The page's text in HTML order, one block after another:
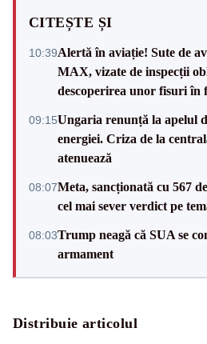
CITEȘTE ȘI
10:39Alertă în aviație! Sute de
MAX, vizate de inspecții
descoperirea unor fisuri în
09:15Ungaria renunță la apelul
energiei. Criza de la
atenuează
08:07Meta, sancționată cu 567
cel mai sever verdict pe
08:03Trump neagă că SUA se
armament
Distribuie articolul